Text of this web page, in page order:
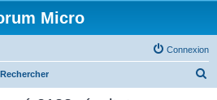
Micro
Connexion
Rechercher